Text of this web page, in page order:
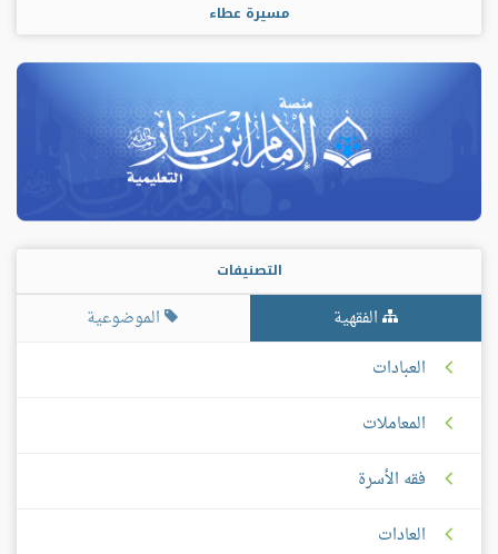
مسيرة عطاء
التصنيفات
الفقهية
الموضوعية
العبادات
المعاملات
فقه الأسرة
العادات